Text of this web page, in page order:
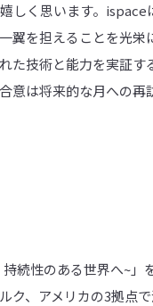
しく思います。
を担えることを光栄
た技術と能力を実証す
意は将来的な月への再
続性のある世界へ~」
ク、アメリカの3拠点